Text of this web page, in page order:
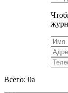
Всего: 0a